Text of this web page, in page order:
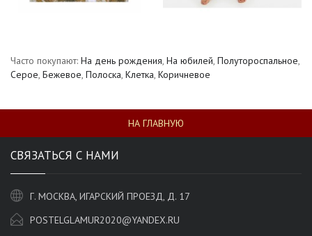
Часто покупают: На день рождения, На юбилей, Полутороспальное,
Серое, Бежевое, Полоска, Клетка, Коричневое
НА ГЛАВНУЮ
СВЯЗАТЬСЯ С НАМИ
Г. МОСКВА, ИГАРСКИЙ ПРОЕЗД, Д. 17
POSTELGLAMUR2020@YANDEX.RU